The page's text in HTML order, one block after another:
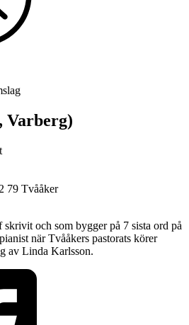
Varberg)
79 Tvååker
och som bygger på 7 sista ord på
när Tvååkers pastorats körer
av Linda Karlsson.